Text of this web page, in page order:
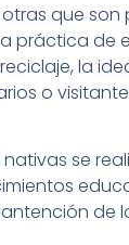
que son
práctica de
la
o
se
de